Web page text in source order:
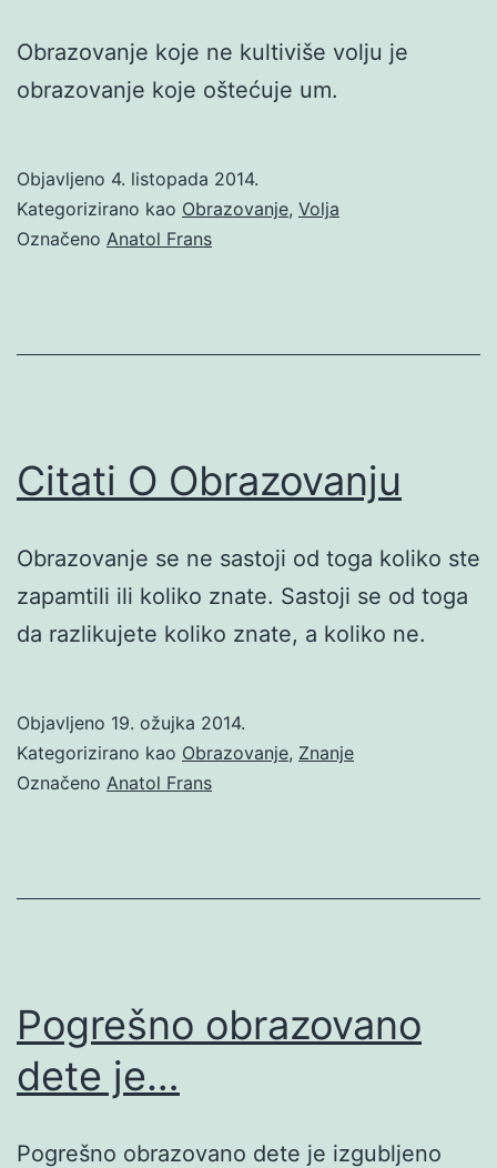
Obrazovanje koje ne kultiviše volju je
obrazovanje koje oštećuje um.
Objavljeno 4. listopada 2014.
Kategorizirano kao Obrazovanje, Volja
Označeno Anatol Frans
Citati O Obrazovanju
Obrazovanje se ne sastoji od toga koliko ste
zapamtili ili koliko znate. Sastoji se od toga
da razlikujete koliko znate, a koliko ne.
Objavljeno 19. ožujka 2014.
Kategorizirano kao Obrazovanje, Znanje
Označeno Anatol Frans
Pogrešno obrazovano
dete je…
Pogrešno obrazovano dete je izgubljeno